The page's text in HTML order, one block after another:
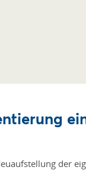
der